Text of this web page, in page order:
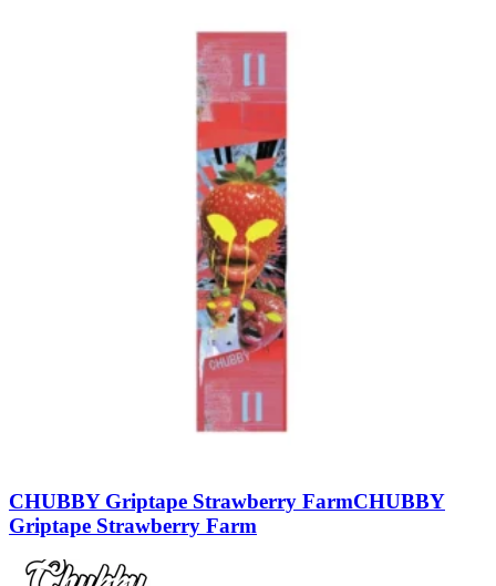
CHUBBY Griptape Strawberry FarmCHUBBY
Griptape Strawberry Farm